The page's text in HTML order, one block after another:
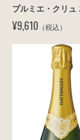
プルミエ・クリュ
ブラン 2011
¥9,610 （税込）